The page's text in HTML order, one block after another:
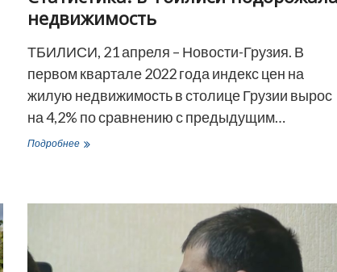
недвижимость
ТБИЛИСИ, 21 апреля – Новости-Грузия. В
первом квартале 2022 года индекс цен на
жилую недвижимость в столице Грузии вырос
на 4,2% по сравнению с предыдущим…
ПодробнееСтатистика: